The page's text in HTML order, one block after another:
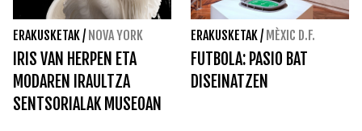
ERAKUSKETAK/ NOVA YORK
IRIS VAN HERPEN ETA
MODAREN IRAULTZA
SENTSORIALAK MUSEOAN
ERAKUSKETAK/ MÈXIC D.F.
FUTBOLA: PASIO BAT
DISEINATZEN